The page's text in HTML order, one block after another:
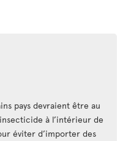
pays devraient être au
à l’intérieur de
éviter d’importer des